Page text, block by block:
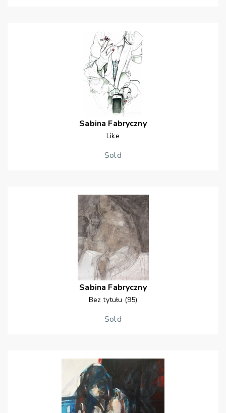
Sabina Fabryczny
Like
Sold
Sabina Fabryczny
Bez tytułu (95)
Sold